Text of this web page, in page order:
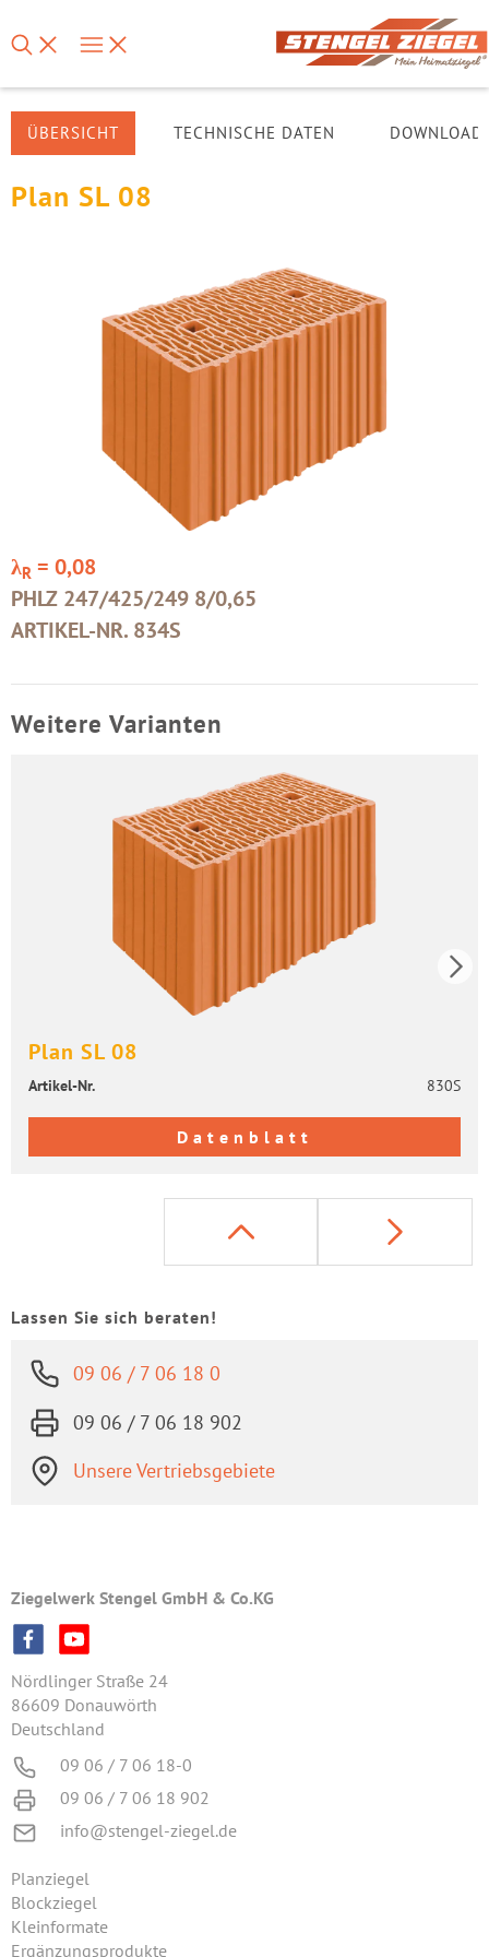
ÜBERSICHT TECHNISCHE DATEN
Plan SL 08
λR = 0,08
PHLZ 247/425/249 8/0,65
ARTIKEL-NR. 834S
Weitere Varianten
Plan SL 08
Artikel-​Nr. 830S
Datenblatt
Lassen Sie sich beraten!
09 06 / 7 06 18 0
09 06 / 7 06 18 902
Unsere Vertriebsgebiete
Ziegelwerk Stengel GmbH & Co.KG
Nördlinger Straße 24
86609 Donauwörth
Deutschland
09 06 / 7 06 18-0
09 06 / 7 06 18 902
info@stengel-ziegel.de
Planziegel
Blockziegel
Kleinformate
Ergänzungsprodukte